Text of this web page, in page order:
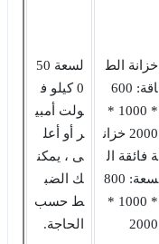
خزانة الط
اقة: 600
* 1000 *
2000 خزان
ة فائقة ال
سعة: 800
* 1000 *
2000
لسعة 50
0 كيلو ف
ولت أمبي
ر أو أعل
ى ، يمكن
ك الضب
ط حسب
الحاجة.